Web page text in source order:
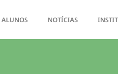
ALUNOS NOTÍCIAS